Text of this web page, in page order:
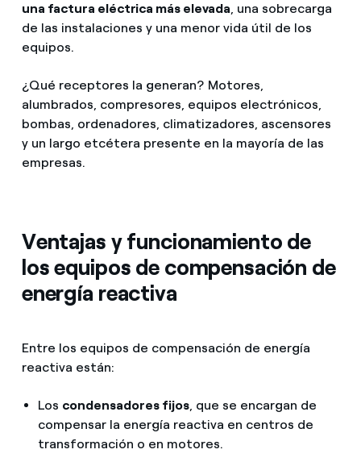
una factura eléctrica más elevada, una sobrecarga
de las instalaciones y una menor vida útil de los
equipos.
¿Qué receptores la generan? Motores,
alumbrados, compresores, equipos electrónicos,
bombas, ordenadores, climatizadores, ascensores
y un largo etcétera presente en la mayoría de las
empresas.
Ventajas y funcionamiento de
los equipos de compensación de
energía reactiva
Entre los equipos de compensación de energía
reactiva están:
Los condensadores fijos, que se encargan de
compensar la energía reactiva en centros de
transformación o en motores.